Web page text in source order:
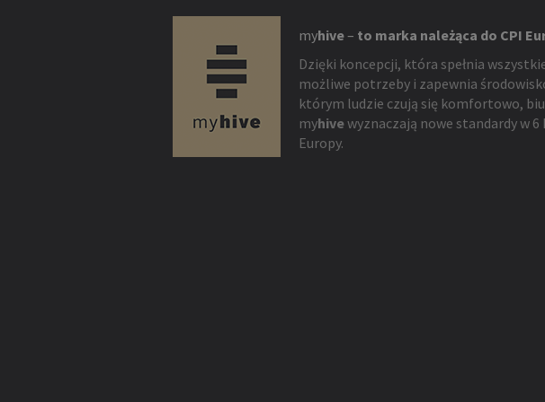
myhive– to marka należąca do CPI
Dzięki koncepcji, która spełnia
możliwe potrzeby i zapewnia
którym ludzie czują się komfortowo,
myhivewyznaczają nowe standardy w 6
Europy.